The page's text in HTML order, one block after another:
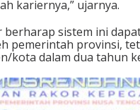
kariernya,” ujarnya.
berharap sistem ini
pemerintah provinsi,
kota dalam dua tahun